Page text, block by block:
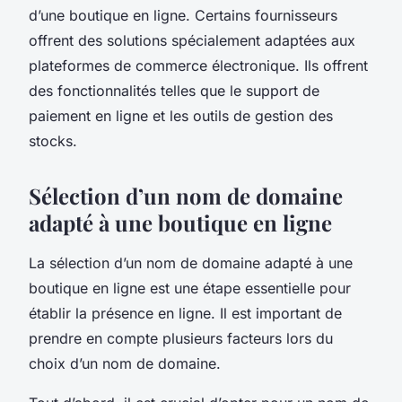
d’une boutique en ligne. Certains fournisseurs
offrent des solutions spécialement adaptées aux
plateformes de commerce électronique. Ils offrent
des fonctionnalités telles que le support de
paiement en ligne et les outils de gestion des
stocks.
Sélection d’un nom de domaine
adapté à une boutique en ligne
La sélection d’un nom de domaine adapté à une
boutique en ligne est une étape essentielle pour
établir la présence en ligne. Il est important de
prendre en compte plusieurs facteurs lors du
choix d’un nom de domaine.